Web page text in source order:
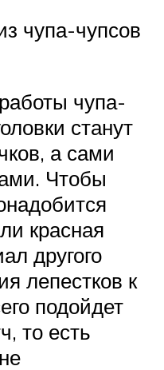
чупа-чупсов
чупа-
станут
а сами
Чтобы
красная
другого
лепестков к
подойдет
то есть